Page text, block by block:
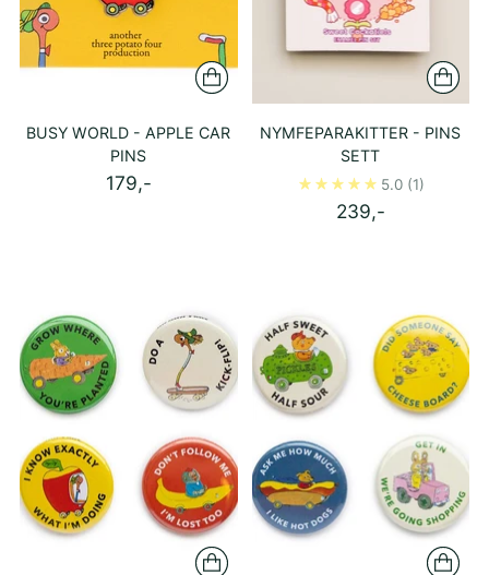
BUSY WORLD - APPLE CAR
PINS
179,-
NYMFEPARAKITTER - PINS
SETT
5.0 (1)
239,-